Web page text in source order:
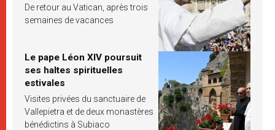
De retour au Vatican, après trois
semaines de vacances
Le pape Léon XIV poursuit
ses haltes spirituelles
estivales
Visites privées du sanctuaire de
Vallepietra et de deux monastères
bénédictins à Subiaco